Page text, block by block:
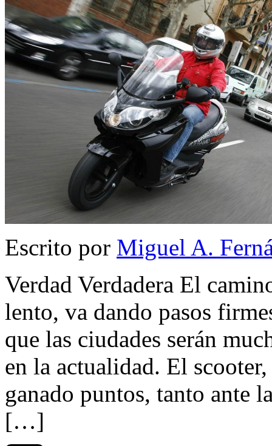
Escrito por Miguel A.
Verdad Verdadera El
lento, va dando pasos
que las ciudades serán
en la actualidad. El
ganado puntos, tanto ante
[…]